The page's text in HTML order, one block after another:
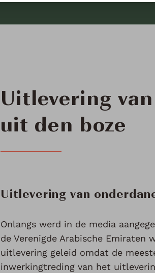
Uitlevering
uit den boze
Uitlevering van
Onlangs werd in de media
de Verenigde Arabische
uitlevering geleid omdat de
inwerkingtreding van het